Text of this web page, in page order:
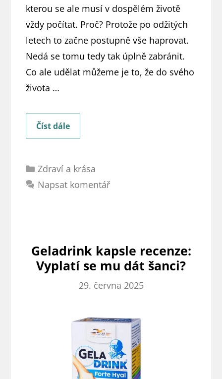
kterou se ale musí v dospělém životě
vždy počítat. Proč? Protože po odžitých
letech to začne postupně vše haprovat.
Nedá se tomu tedy tak úplně zabránit.
Co ale udělat můžeme je to, že do svého
života …
Číst dáleKloubní
výživa
–
srovnání
klouby
a
Rubriky
Zdraví a krása
Napsat komentář
Geladrink kapsle recenze:
Vyplatí se mu dát šanci?
29. června 2025